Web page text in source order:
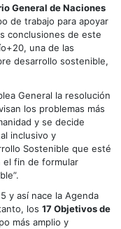
General de Naciones
de trabajo para apoyar
conclusiones de este
una de las
desarrollo sostenible,
General la resolución
los problemas más
y se decide
inclusivo y
Sostenible que esté
el fin de formular
y así nace la Agenda
los17 Objetivos de
más amplio y